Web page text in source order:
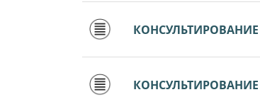
КОНСУЛЬТИРОВАНИЕ